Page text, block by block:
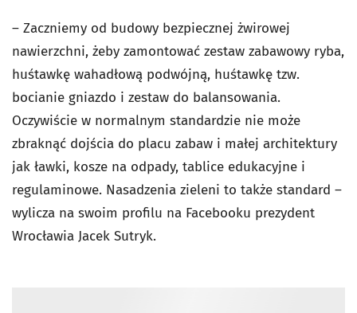
– Zaczniemy od budowy bezpiecznej żwirowej
nawierzchni, żeby zamontować zestaw zabawowy ryba,
huśtawkę wahadłową podwójną, huśtawkę tzw.
bocianie gniazdo i zestaw do balansowania.
Oczywiście w normalnym standardzie nie może
zbraknąć dojścia do placu zabaw i małej architektury
jak ławki, kosze na odpady, tablice edukacyjne i
regulaminowe. Nasadzenia zieleni to także standard –
wylicza na swoim profilu na Facebooku prezydent
Wrocławia Jacek Sutryk.